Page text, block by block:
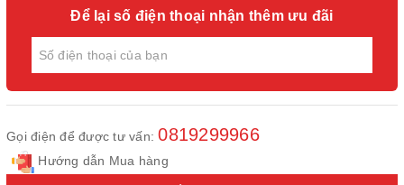
Để lại số điện thoại nhận thêm ưu đãi
Gọi điện để được tư vấn:0819299966
Hướng dẫn Mua hàng